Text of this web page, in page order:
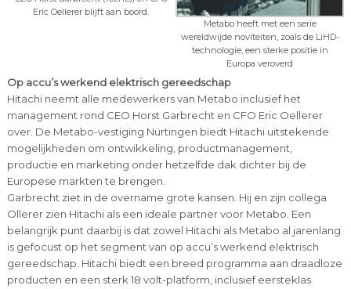
Eric Oellerer blijft aan boord.
Metabo heeft met een serie
wereldwijde noviteiten, zoals de LiHD-
technologie, een sterke positie in
Europa veroverd
Op accu’s werkend elektrisch gereedschap
Hitachi neemt alle medewerkers van Metabo inclusief het
management rond CEO Horst Garbrecht en CFO Eric Oellerer
over. De Metabo-vestiging Nürtingen biedt Hitachi uitstekende
mogelijkheden om ontwikkeling, productmanagement,
productie en marketing onder hetzelfde dak dichter bij de
Europese markten te brengen.
Garbrecht ziet in de overname grote kansen. Hij en zijn collega
Ollerer zien Hitachi als een ideale partner voor Metabo. Een
belangrijk punt daarbij is dat zowel Hitachi als Metabo al jarenlang
is gefocust op het segment van op accu’s werkend elektrisch
gereedschap. Hitachi biedt een breed programma aan draadloze
producten en een sterk 18 volt-platform, inclusief eersteklas